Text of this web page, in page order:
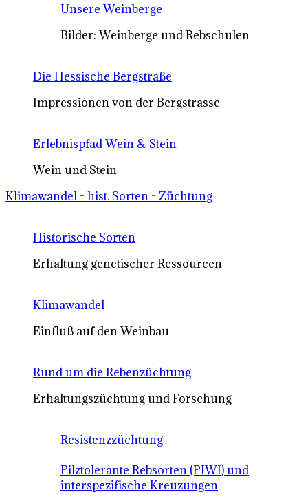
Unsere Weinberge
Bilder: Weinberge und Rebschulen
Die Hessische Bergstraße
Impressionen von der Bergstrasse
Erlebnispfad Wein & Stein
Wein und Stein
Klimawandel - hist. Sorten - Züchtung
Historische Sorten
Erhaltung genetischer Ressourcen
Klimawandel
Einfluß auf den Weinbau
Rund um die Rebenzüchtung
Erhaltungszüchtung und Forschung
Resistenzzüchtung
Pilztolerante Rebsorten (PIWI) und
interspezifische Kreuzungen